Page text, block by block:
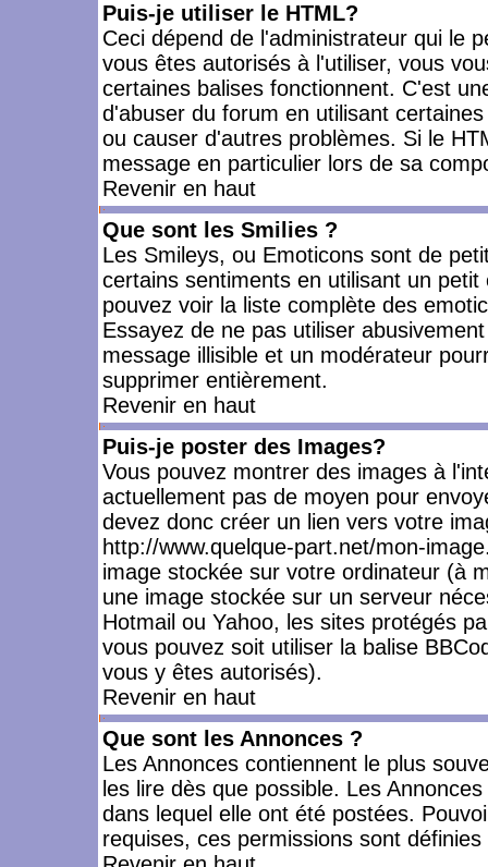
Puis-je utiliser le HTML?
Ceci dépend de l'administrateur qui le
vous êtes autorisés à l'utiliser, vous
certaines balises fonctionnent. C'est
d'abuser du forum en utilisant
ou causer d'autres problèmes. Si le
message en particulier lors de sa
Revenir en haut
Que sont les Smilies ?
Les Smileys, ou Emoticons sont de
certains sentiments en utilisant un
pouvez voir la liste complète des
Essayez de ne pas utiliser
message illisible et un modérateur
supprimer entièrement.
Revenir en haut
Puis-je poster des Images?
Vous pouvez montrer des images à
actuellement pas de moyen pour
devez donc créer un lien vers votre
http://www.quelque-part.net/mon-
image stockée sur votre ordinateur (à
une image stockée sur un serveur
Hotmail ou Yahoo, les sites protégés
vous pouvez soit utiliser la balise
vous y êtes autorisés).
Revenir en haut
Que sont les Annonces ?
Les Annonces contiennent le plus
les lire dès que possible. Les
dans lequel elle ont été postées.
requises, ces permissions sont